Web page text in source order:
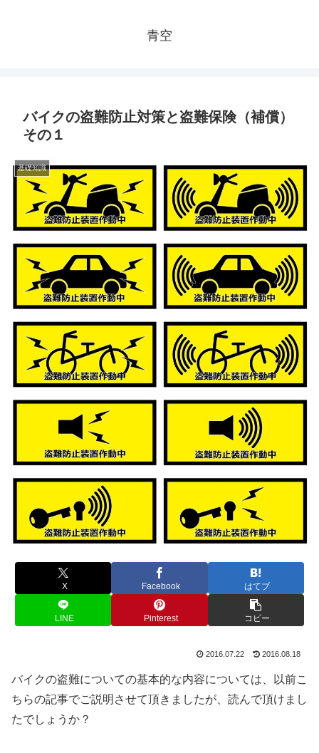
青空
バイクの盗難防止対策と盗難保険（補償）
その１
基礎知識
X Facebook はてブ
LINE Pinterest コピー
2016.07.22 2016.08.18
バイクの盗難についての基本的な内容については、以前こ
ちらの記事でご説明させて頂きましたが、読んで頂けまし
たでしょうか？